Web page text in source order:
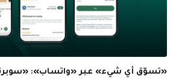
«تسوّق أي شيء» عبر «واتساب»: